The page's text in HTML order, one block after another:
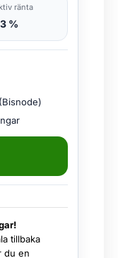
ränta
%
tillbaka
du en